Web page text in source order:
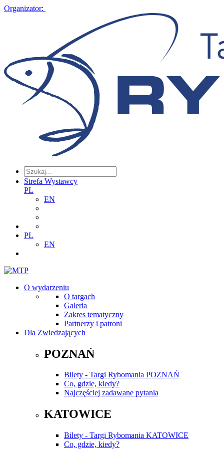
Organizator:
Strefa Wystawcy
PL
EN
PL
EN
O wydarzeniu
O targach
Galeria
Zakres tematyczny
Partnerzy i patroni
Dla Zwiedzających
POZNAŃ
Bilety - Targi Rybomania POZNAŃ
Co, gdzie, kiedy?
Najczęściej zadawane pytania
KATOWICE
Bilety - Targi Rybomania KATOWICE
Co, gdzie, kiedy?